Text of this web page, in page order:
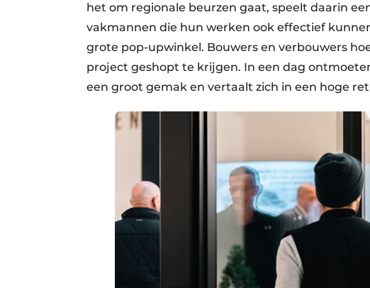
het om regionale beurzen gaat, speelt daarin
vakmannen die hun werken ook effectief
grote pop-upwinkel. Bouwers en verbouwers
project geshopt te krijgen. In een dag
een groot gemak en vertaalt zich in een hoge